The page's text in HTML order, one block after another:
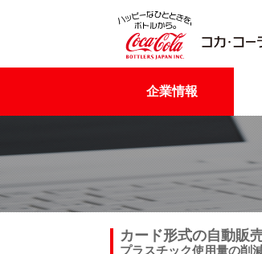
企業情報
カード形式の自動販
プラスチック使用量の削